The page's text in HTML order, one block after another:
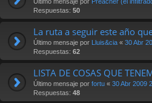
Respuestas: 50
La ruta a seguir este año
Último mensaje por Lluis&cia « 30 Abr
Respuestas: 62
LISTA DE COSAS QUE
Último mensaje por fortu « 30 Abr 2009
Respuestas: 48